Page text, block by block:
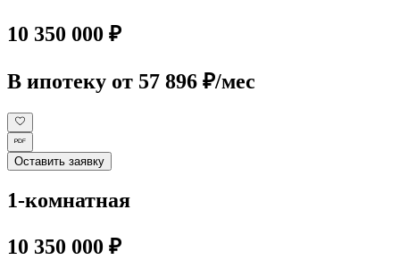
10 350 000 ₽
В ипотеку от 57 896 ₽/мес
Оставить заявку
1-комнатная
10 350 000 ₽